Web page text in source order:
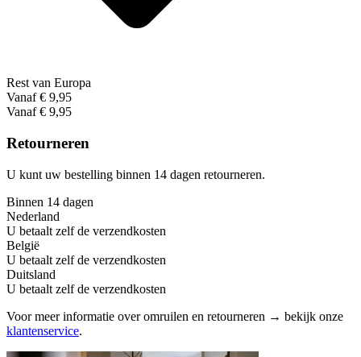
Rest van Europa
Vanaf € 9,95
Vanaf € 9,95
Retourneren
U kunt uw bestelling binnen 14 dagen retourneren.
Binnen 14 dagen
Nederland
U betaalt zelf de verzendkosten
België
U betaalt zelf de verzendkosten
Duitsland
U betaalt zelf de verzendkosten
Voor meer informatie over omruilen en retourneren → bekijk onze
klantenservice.